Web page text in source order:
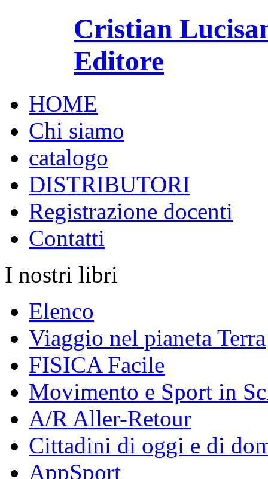
Cristian
Editore
HOME
Chi siamo
catalogo
DISTRIBUTORI
Registrazione docenti
Contatti
I nostri libri
Elenco
Viaggio nel pianeta Terra
FISICA Facile
Movimento e Sport in
A/R Aller-Retour
Cittadini di oggi e di
AppSport